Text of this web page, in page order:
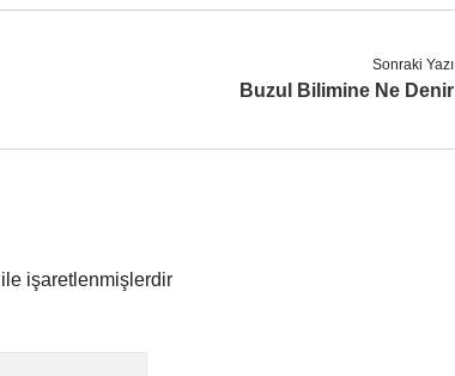
Sonraki Yazı
Buzul Bilimine Ne Denir
ile işaretlenmişlerdir